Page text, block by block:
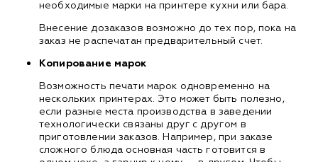
необходимые марки на принтере кухни или бара.
Внесение дозаказов возможно до тех пор, пока на
заказ не распечатан предварительный счет.
Копирование марок
Возможность печати марок одновременно на
нескольких принтерах. Это может быть полезно,
если разные места производства в заведении
технологически связаны друг с другом в
приготовлении заказов. Например, при заказе
сложного блюда основная часть готовится в